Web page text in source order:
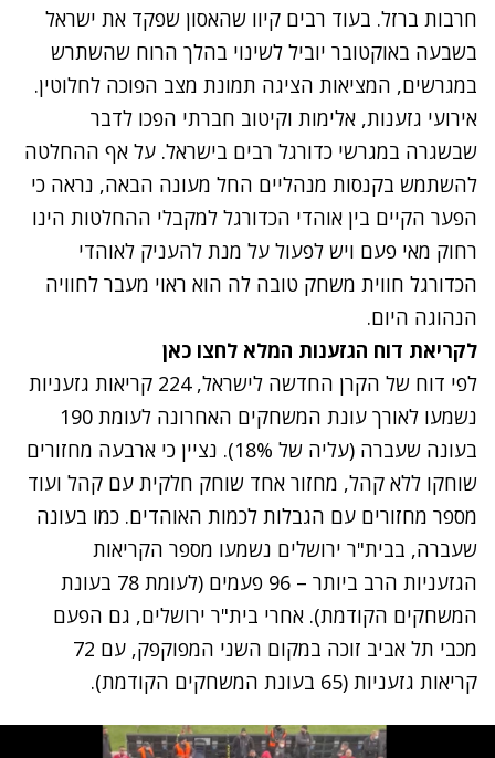
חרבות ברזל. בעוד רבים קיוו שהאסון שפקד את ישראל
בשבעה באוקטובר יוביל לשינוי בהלך הרוח שהשתרש
במגרשים, המציאות הציגה תמונת מצב הפוכה לחלוטין.
אירועי גזענות, אלימות וקיטוב חברתי הפכו לדבר
שבשגרה במגרשי כדורגל רבים בישראל. על אף ההחלטה
להשתמש בקנסות מנהליים החל מעונה הבאה, נראה כי
הפער הקיים בין אוהדי הכדורגל למקבלי ההחלטות הינו
רחוק מאי פעם ויש לפעול על מנת להעניק לאוהדי
הכדורגל חווית משחק טובה לה הוא ראוי מעבר לחוויה
הנהוגה היום.
לקריאת דוח הגזענות המלא לחצו כאן
לפי דוח של הקרן החדשה לישראל, 224 קריאות גזעניות
נשמעו לאורך עונת המשחקים האחרונה לעומת 190
בעונה שעברה (עליה של 18%). נציין כי ארבעה מחזורים
שוחקו ללא קהל, מחזור אחד שוחק חלקית עם קהל ועוד
מספר מחזורים עם הגבלות לכמות האוהדים. כמו בעונה
שעברה, בבית"ר ירושלים נשמעו מספר הקריאות
הגזעניות הרב ביותר – 96 פעמים (לעומת 78 בעונת
המשחקים הקודמת). אחרי בית"ר ירושלים, גם הפעם
מכבי תל אביב זוכה במקום השני המפוקפק, עם 72
קריאות גזעניות (65 בעונת המשחקים הקודמת).